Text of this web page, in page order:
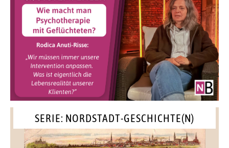
SERIE: NORDSTADT-GESCHICHTE(N)